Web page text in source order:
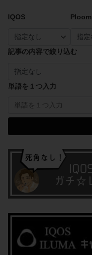
IQOS Ploom
記事の内容で絞り込む
単語を１つ入力